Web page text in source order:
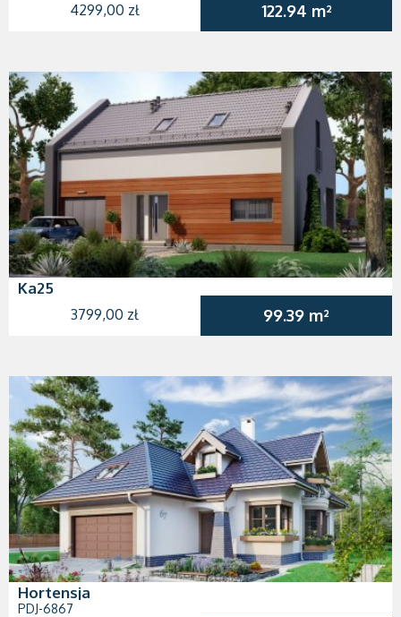
4299,00 zł 122.94 m²
Ka25
3799,00 zł 99.39 m²
Hortensja
PDJ-6867